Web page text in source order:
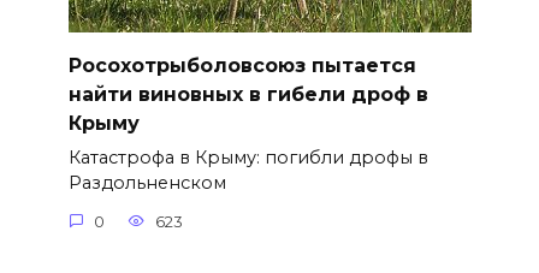
Росохотрыболовсоюз пытается
найти виновных в гибели дроф в
Крыму
Катастрофа в Крыму: погибли дрофы в
Раздольненском
0 623